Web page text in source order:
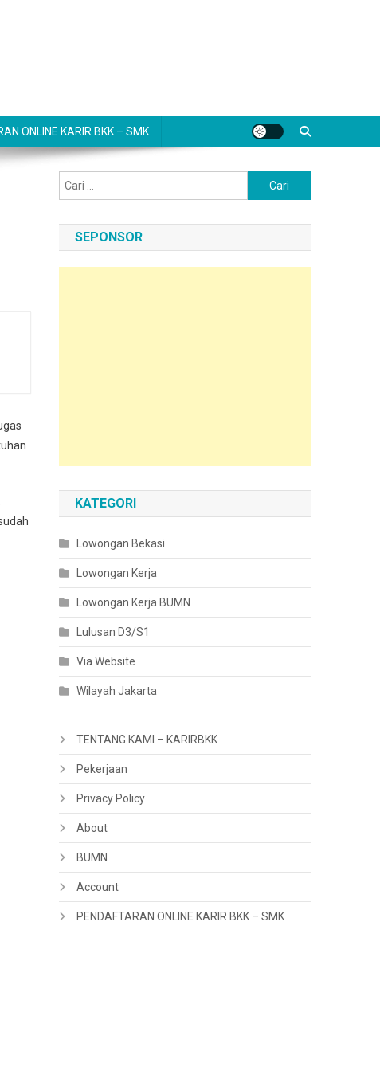
ONLINE KARIR BKK – SMK
untuk:
SEPONSOR
KATEGORI
Lowongan Bekasi
Lowongan Kerja
Lowongan Kerja BUMN
Lulusan D3/S1
Via Website
Wilayah Jakarta
TENTANG KAMI – KARIRBKK
Pekerjaan
Privacy Policy
About
BUMN
Account
PENDAFTARAN ONLINE KARIR BKK – SMK